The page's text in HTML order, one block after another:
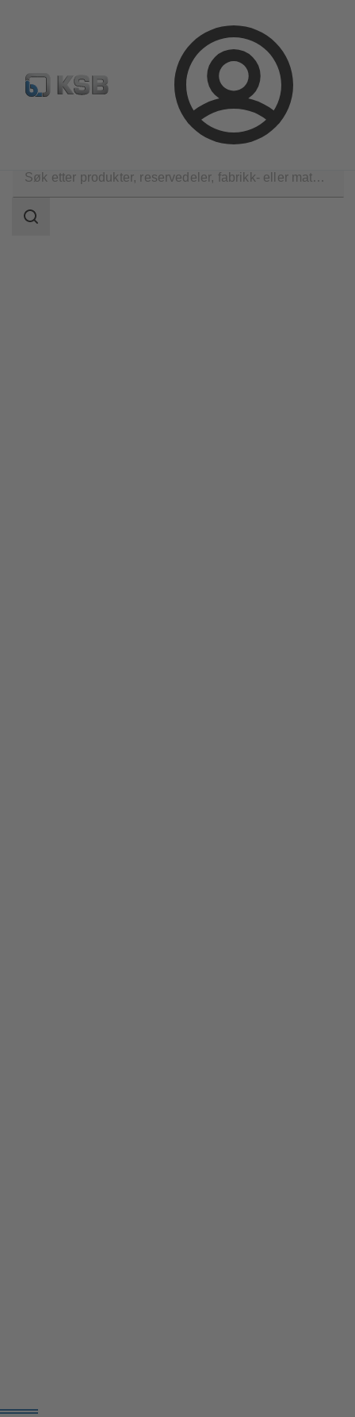
Logg
inn
Produktsøk Retur & reklamasjon Konfigurer
Søkeområde